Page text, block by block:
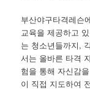
부산야구타격레슨
교육을 제공하고
는 청소년들까지,
서는 올바른 타격
험을 통해 자신감
이 직접 지도하여